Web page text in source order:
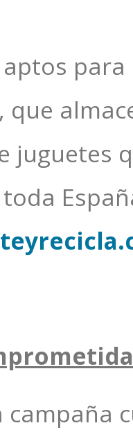
aptos
, que
juguetes
campaña